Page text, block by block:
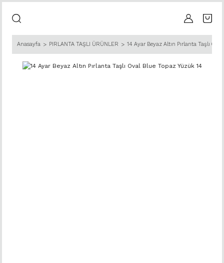
Anasayfa PIRLANTA TAŞLI ÜRÜNLER 14 Ayar Beyaz Altın Pırlanta Taşlı